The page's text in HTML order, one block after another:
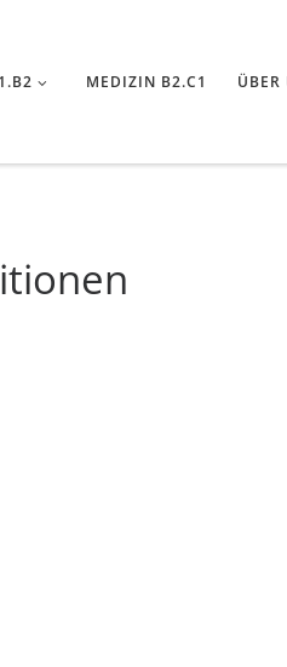
MEDIZIN B2.C1 ÜBER